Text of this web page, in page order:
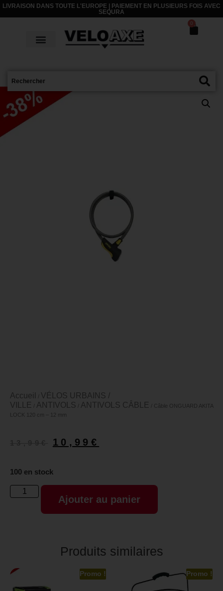
LIVRAISON DANS TOUTE L'EUROPE | PAIEMENT EN PLUSIEURS FOIS AVEC
SEQURA
0
Accueil
VÉLOS URBAINS /
VILLE
ANTIVOLS ANTIVOLS CÂBLE
/ Câble ONGUARD AKITA
LOCK 120 cm – 12 mm
10,99 €
100 en stock
Ajouter au panier
Produits similaires
Promo ! Promo !